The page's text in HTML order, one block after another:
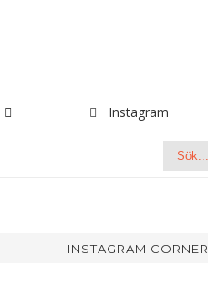
Instagram
Search
INSTAGRAM CORNER